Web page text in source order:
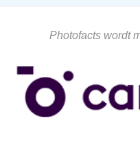
Photofacts wordt